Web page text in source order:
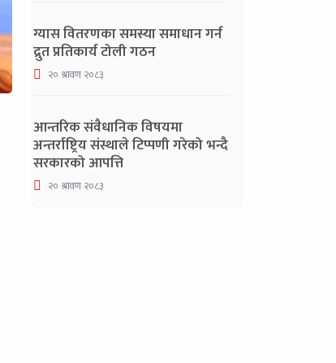
ग्यास वितरणका समस्या समाधान गर्न
द्रुत प्रतिकार्य टोली गठन
२० श्रावण २०८३
आन्तरिक संवैधानिक विषयमा
अन्तर्राष्ट्रिय संस्थाले टिप्पणी गरेको भन्दै
सरकारको आपत्ति
२० श्रावण २०८३